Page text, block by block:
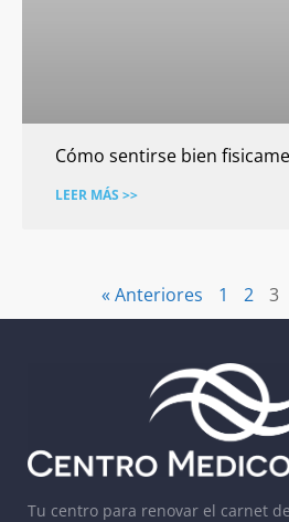
Cómo sentirse bien
LEER MÁS >>
« Anteriores 1 2 3
Tu centro para renovar el carnet